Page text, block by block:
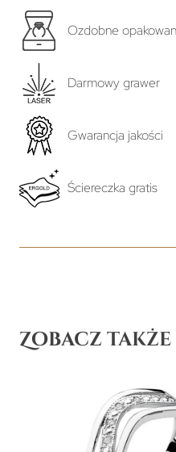
Ozdobne
Darmowy grawer
Gwarancja jakości
Ściereczka gratis
Zobacz także